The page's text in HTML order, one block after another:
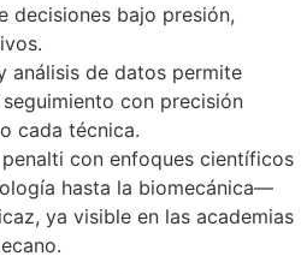
decisiones bajo presión,
análisis de datos permite
con precisión
cada técnica.
con enfoques científicos
hasta la biomecánica—
ya visible en las academias